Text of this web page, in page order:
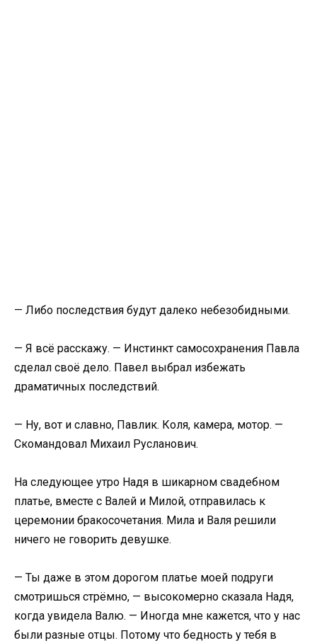
​— Либо последствия будут далеко небезобидными.​
​— Я всё расскажу. — Инстинкт самосохранения Павла
сделал своё дело. Павел выбрал избежать
драматичных последствий.​
​— Ну, вот и славно, Павлик. Коля, камера, мотор. —
Скомандовал Михаил Русланович.​
​На следующее утро Надя в шикарном свадебном
платье, вместе с Валей и Милой, отправилась к
церемонии бракосочетания. Мила и Валя решили
ничего не говорить девушке.​
​— Ты даже в этом дорогом платье моей подруги
смотришься стрёмно, — высокомерно сказала Надя,
когда увидела Валю. — Иногда мне кажется, что у нас
были разные отцы. Потому что бедность у тебя в